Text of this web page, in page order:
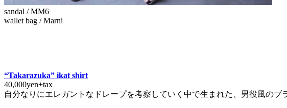
sandal / MM6
wallet bag / Marni
“Takarazuka” ikat shirt
40,000yen+tax
自分なりにエレガントなドレープを考察していく中で生まれた、男役風の